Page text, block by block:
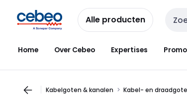
naar
navigatie
naar
inhoud
Alle producten
Home Over Cebeo Expertises
Kabelgoten & kanalen Kabel- en